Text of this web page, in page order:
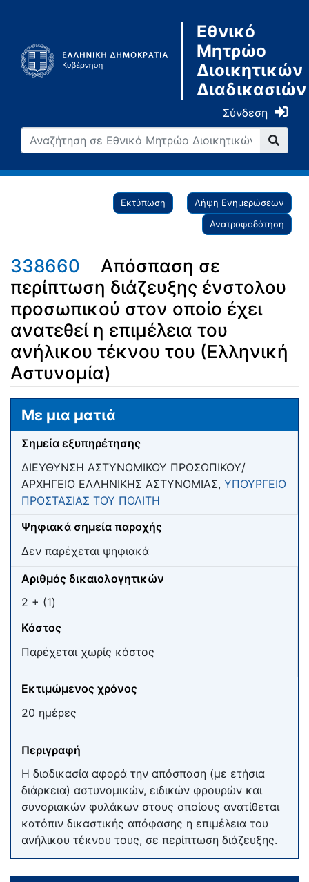
Εθνικό
Μητρώο
Διοικητικών
Διαδικασιών
Σύνδεση
Εκτύπωση
Λήψη Ενημερώσεων
Ανατροφοδότηση
338660
Απόσπαση σε
περίπτωση διάζευξης ένστολου
προσωπικού στον οποίο έχει
ανατεθεί η επιμέλεια του
ανήλικου τέκνου του (Ελληνική
Αστυνομία)
Μετάβαση σε: πλοήγηση
Με μια ματιά
Σημεία εξυπηρέτησης
ΔΙΕΥΘΥΝΣΗ ΑΣΤΥΝΟΜΙΚΟΥ ΠΡΟΣΩΠΙΚΟΥ/
ΑΡΧΗΓΕΙΟ ΕΛΛΗΝΙΚΗΣ ΑΣΤΥΝΟΜΙΑΣ, ΥΠΟΥΡΓΕΙΟ
ΠΡΟΣΤΑΣΙΑΣ ΤΟΥ ΠΟΛΙΤΗ
Ψηφιακά σημεία παροχής
Δεν παρέχεται ψηφιακά
Αριθμός δικαιολογητικών
2 + (1)
Κόστος
Παρέχεται χωρίς κόστος
Εκτιμώμενος χρόνος
20 ημέρες
Περιγραφή
Η διαδικασία αφορά την απόσπαση (με ετήσια
διάρκεια) αστυνομικών, ειδικών φρουρών και
συνοριακών φυλάκων στους οποίους ανατίθεται
κατόπιν δικαστικής απόφασης η επιμέλεια του
ανήλικου τέκνου τους, σε περίπτωση διάζευξης.